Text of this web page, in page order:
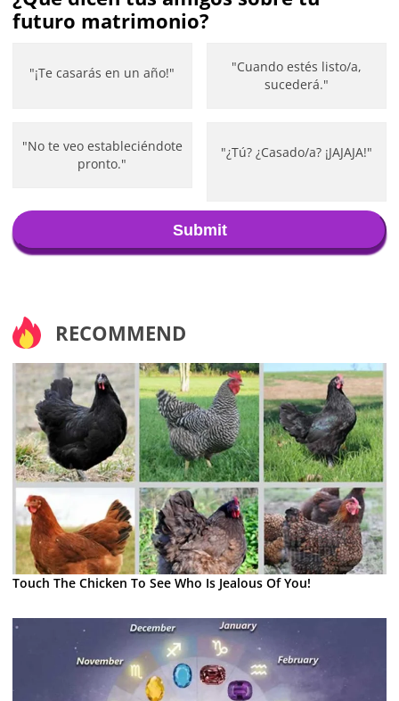
futuro matrimonio?
"¡Te casarás en un año!"
"Cuando estés listo/a,
sucederá."
"No te veo estableciéndote
pronto."
"¿Tú? ¿Casado/a? ¡JAJAJA!"
Submit
RECOMMEND
Touch The Chicken To See Who Is Jealous Of You!